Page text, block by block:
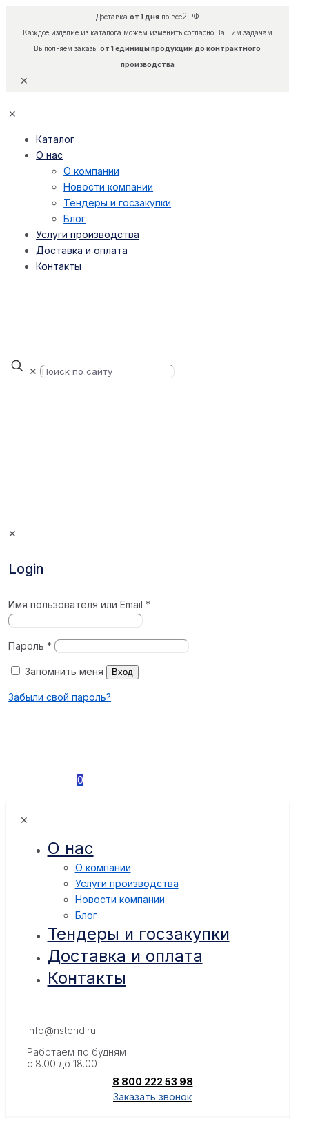
Доставка от 1 дняпо всей РФ
Каждое изделие из каталога можем изменить согласно Вашим задачам
Выполняем заказы от 1 единицы продукции до контрактного
производства
✕
✕
Каталог
О нас
О компании
Новости компании
Тендеры и госзакупки
Блог
Услуги производства
Доставка и оплата
Контакты
✕
✕
Login
Имя пользователя или Email*
Пароль*
Запомнить меня Вход
Забыли свой пароль?
0
✕
О нас
О компании
Услуги производства
Новости компании
Блог
Тендеры и госзакупки
Доставка и оплата
Контакты
info@nstend.ru
Работаем по будням
с 8.00 до 18.00
8 800 222 53 98
Заказать звонок